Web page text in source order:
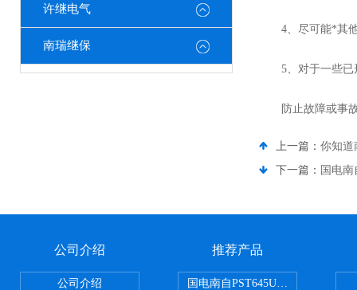
许继电气
南瑞继保
4、尽可能*其他
5、对于一些已形
防止故障或事故
上一篇： 你知道
下一篇： 国电
公司介绍
公司介绍
推荐产品
国电南自PST645UX微机综保